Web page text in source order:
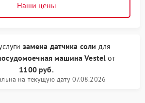
Наши цены
замена датчика соли для
машина Vestelот
1100 руб.
на текущую дату 07.08.2026